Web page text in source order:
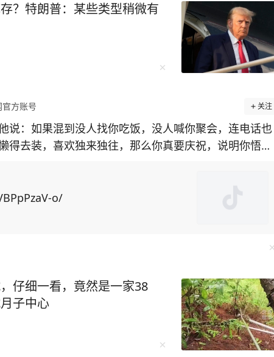
？特朗普：某些类型稍微有
官方账号 关注
说：如果混到没人找你吃饭，没人喊你聚会，连电话也
得去装，喜欢独来独往，那么你真要庆祝，说明你悟透
，一张口就是求他办事，所求之事还特别令人为难，不
事多了，操的闲心多了，“委屈自己”的次数也就多
，每一个故事都是世间百态的缩影，细细品读绝对受益
乎只有这样的热闹，才能证明自己在世界上的存在价
o/
仔细一看，竟然是一家38
子中心